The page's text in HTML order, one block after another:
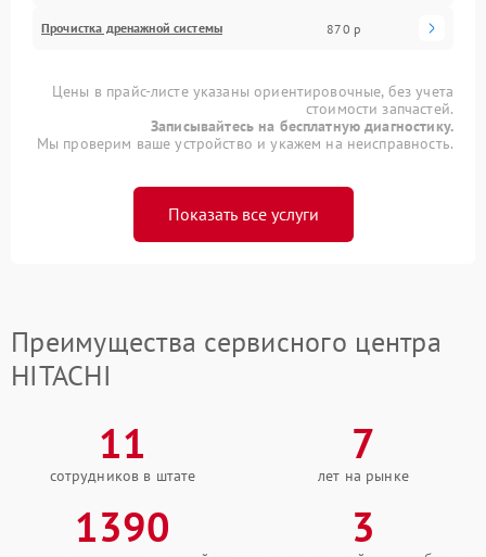
Прочистка дренажной системы 870 р
Цены в прайс-листе указаны ориентировочные, без учета
стоимости запчастей.
Записывайтесь на бесплатную диагностику.
Мы проверим ваше устройство и укажем на неисправность.
Показать все услуги
Преимущества сервисного центра
HITACHI
11
сотрудников в штате
7
лет на рынке
1390 3